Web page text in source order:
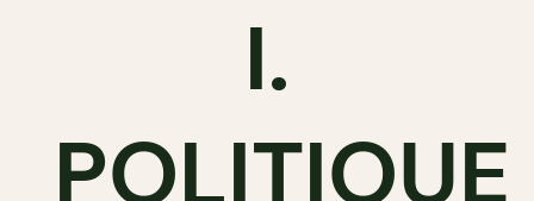
I.
POLITIQUE